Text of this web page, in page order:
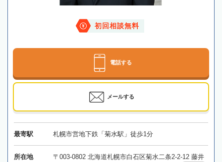
初回相談無料
電話する
メールする
最寄駅 札幌市営地下鉄「菊水駅」徒歩1分
所在地
〒003-0802 北海道札幌市白石区菊水二条2-2-12 藤井